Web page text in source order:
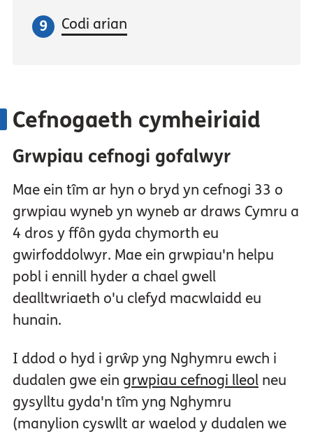
Codi arian
Cefnogaeth cymheiriaid
Grwpiau cefnogi gofalwyr
Mae ein tîm ar hyn o bryd yn cefnogi 33 o
grwpiau wyneb yn wyneb ar draws Cymru a
4 dros y ffôn gyda chymorth eu
gwirfoddolwyr. Mae ein grwpiau'n helpu
pobl i ennill hyder a chael gwell
dealltwriaeth o'u clefyd macwlaidd eu
hunain.
I ddod o hyd i grŵp yng Nghymru ewch i
dudalen gwe ein grwpiau cefnogi lleolneu
gysylltu gyda'n tîm yng Nghymru
(manylion cyswllt ar waelod y dudalen we